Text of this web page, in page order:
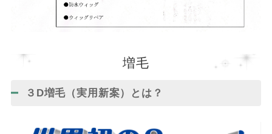
増毛
３D増毛（実用新案）とは？